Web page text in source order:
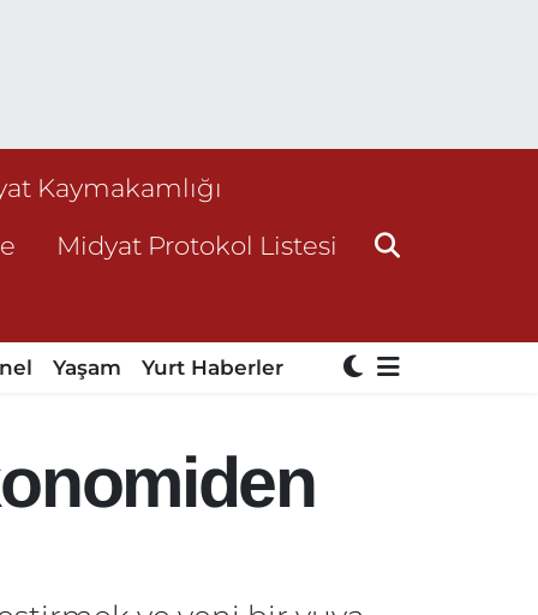
Kaymakamlığı
Midyat Protokol Listesi
Yaşam Yurt Haberler